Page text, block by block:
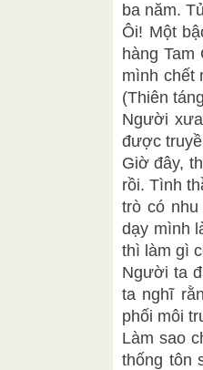
ba năm.
Ôi! Một
hàng
mình chết
(Thiên
Người
được
Giờ đây,
rồi. Tình
trò có
dạy mình
thì làm gì
Người ta
ta nghĩ
phối môi
Làm sao
thống tôn